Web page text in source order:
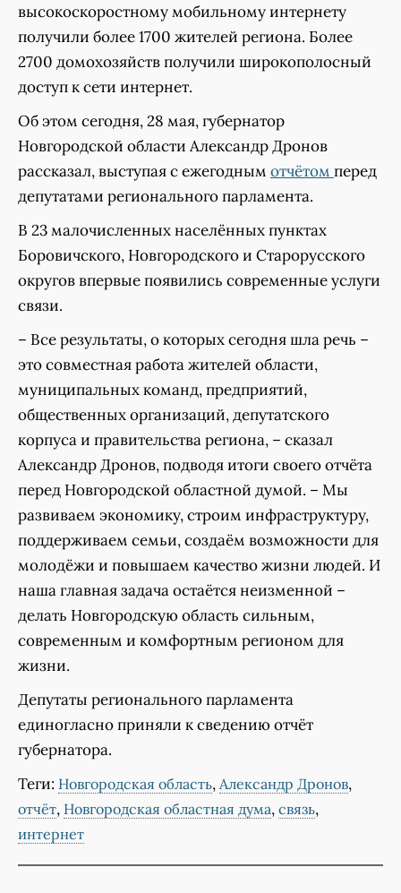
высокоскоростному мобильному интернету
получили более 1700 жителей региона. Более
2700 домохозяйств получили широкополосный
доступ к сети интернет.
Об этом сегодня, 28 мая, губернатор
Новгородской области Александр Дронов
рассказал, выступая с ежегодным отчётом перед
депутатами регионального парламента.
В 23 малочисленных населённых пунктах
Боровичского, Новгородского и Старорусского
округов впервые появились современные услуги
связи.
– Все результаты, о которых сегодня шла речь –
это совместная работа жителей области,
муниципальных команд, предприятий,
общественных организаций, депутатского
корпуса и правительства региона, – сказал
Александр Дронов, подводя итоги своего отчёта
перед Новгородской областной думой. – Мы
развиваем экономику, строим инфраструктуру,
поддерживаем семьи, создаём возможности для
молодёжи и повышаем качество жизни людей. И
наша главная задача остаётся неизменной –
делать Новгородскую область сильным,
современным и комфортным регионом для
жизни.
Депутаты регионального парламента
единогласно приняли к сведению отчёт
губернатора.
Теги: Новгородская область, Александр Дронов,
отчёт, Новгородская областная дума, связь,
интернет